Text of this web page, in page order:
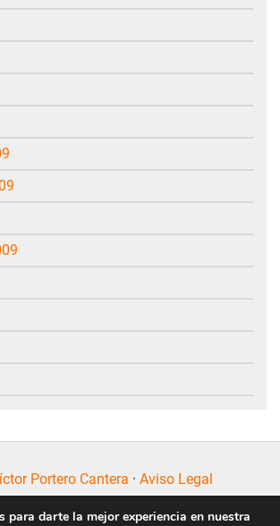
Portero Cantera · Aviso Legal
para darte la mejor experiencia en nuestra